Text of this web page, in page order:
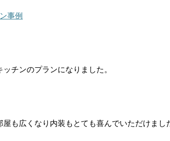
事例
チンのプランになりました。
も広くなり内装もとても喜んでいただけまし